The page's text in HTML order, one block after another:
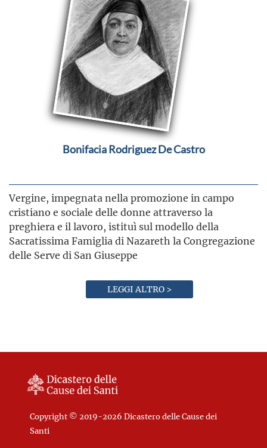
Bonifacia Rodriguez De Castro
Vergine, impegnata nella promozione in campo
cristiano e sociale delle donne attraverso la
preghiera e il lavoro, istituì sul modello della
Sacratissima Famiglia di Nazareth la Congregazione
delle Serve di San Giuseppe
LEGGI ALTRO >
Copyright © 2019-2026 Dicastero delle Cause dei
Santi